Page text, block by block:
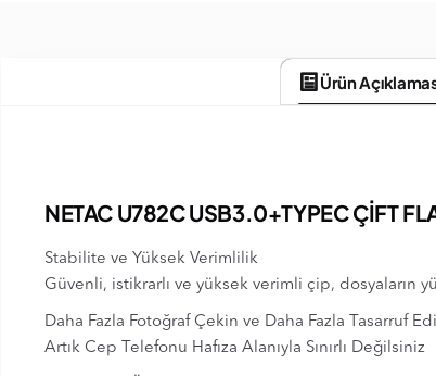
Ürün
NETAC U782C USB3.0+TYPEC ÇİFT
Stabilite ve Yüksek Verimlilik
Güvenli, istikrarlı ve yüksek verimli çip, dosyaların
Daha Fazla Fotoğraf Çekin ve Daha Fazla Tasarruf
Artık Cep Telefonu Hafıza Alanıyla Sınırlı Değilsiniz